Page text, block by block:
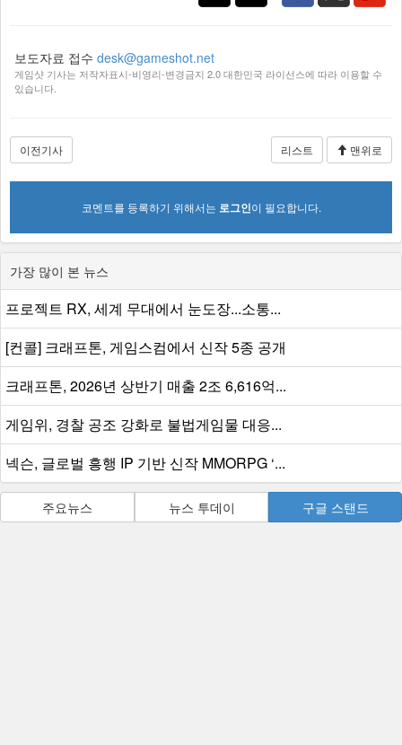
보도자료 접수 desk@gameshot.net
게임샷 기사는 저작자표시-비영리-변경금지 2.0 대한민국 라이선스에 따라 이용할 수
있습니다.
이전기사 리스트 맨위로
코멘트를 등록하기 위해서는 로그인이 필요합니다.
가장 많이 본 뉴스
프로젝트 RX, 세계 무대에서 눈도장...소통...
[컨콜] 크래프톤, 게임스컴에서 신작 5종 공개
크래프톤, 2026년 상반기 매출 2조 6,616억...
게임위, 경찰 공조 강화로 불법게임물 대응...
넥슨, 글로벌 흥행 IP 기반 신작 MMORPG ‘...
주요뉴스 뉴스 투데이 구글 스탠드